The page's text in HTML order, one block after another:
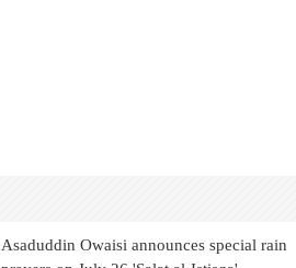
Asaduddin Owaisi announces special rain